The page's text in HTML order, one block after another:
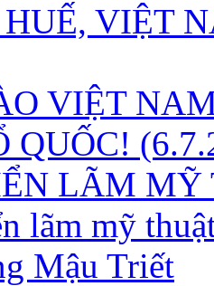
HUẾ, VIỆT
VIỆT
QUỐC!
LÃM
lãm mỹ
Mậu Triết